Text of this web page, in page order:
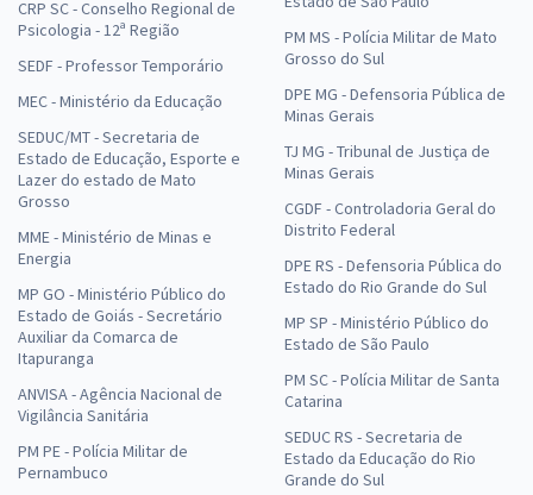
CRP SC - Conselho Regional de
Psicologia - 12ª Região
SEDF - Professor Temporário
MEC - Ministério da Educação
SEDUC/MT - Secretaria de
Estado de Educação, Esporte e
Lazer do estado de Mato
Grosso
MME - Ministério de Minas e
Energia
MP GO - Ministério Público do
Estado de Goiás - Secretário
Auxiliar da Comarca de
Itapuranga
ANVISA - Agência Nacional de
Vigilância Sanitária
PM PE - Polícia Militar de
Pernambuco
PM MS - Polícia Militar de Mato
Grosso do Sul
DPE MG - Defensoria Pública de
Minas Gerais
TJ MG - Tribunal de Justiça de
Minas Gerais
CGDF - Controladoria Geral do
Distrito Federal
DPE RS - Defensoria Pública do
Estado do Rio Grande do Sul
MP SP - Ministério Público do
Estado de São Paulo
PM SC - Polícia Militar de Santa
Catarina
SEDUC RS - Secretaria de
Estado da Educação do Rio
Grande do Sul